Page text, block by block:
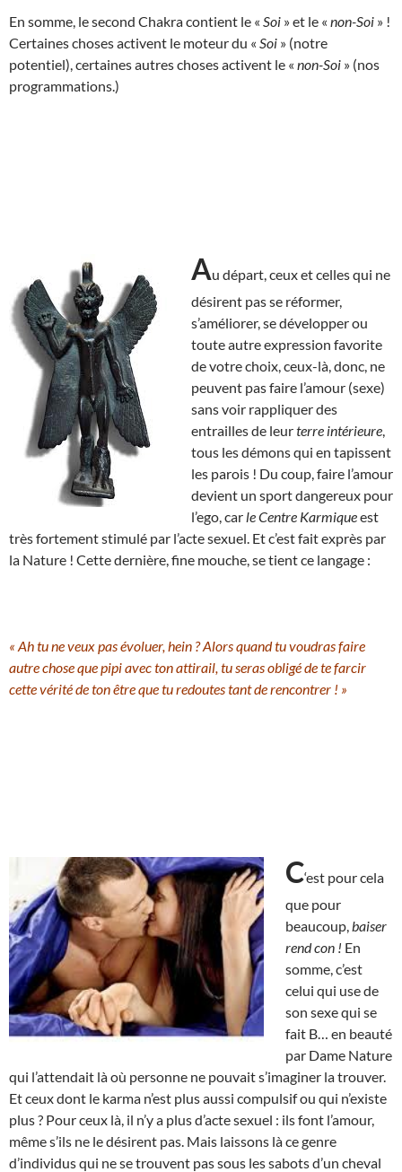
En somme, le second Chakra contient le « Soi » et le « non-Soi » !
Certaines choses activent le moteur du « Soi » (notre
potentiel), certaines autres choses activent le « non-Soi » (nos
programmations.)
Au départ, ceux et celles qui ne
désirent pas se réformer,
s’améliorer, se développer ou
toute autre expression favorite
de votre choix, ceux-là, donc, ne
peuvent pas faire l’amour (sexe)
sans voir rappliquer des
entrailles de leurterre intérieure
tous les démons qui en tapissent
les parois ! Du coup, faire l’amour
devient un sport dangereux pour
l’ego, car le Centre Karmiqueest
très fortement stimulé par l’acte sexuel. Et c’est fait exprès par
la Nature ! Cette dernière, fine mouche, se tient ce langage :
« Ah tu ne veux pas évoluer, hein ? Alors quand tu voudras faire
autre chose que pipi avec ton attirail, tu seras obligé de te farcir
cette vérité de ton être que tu redoutes tant de rencontrer ! »
C‘est pour cela
que pour
beaucoup, baiser
rend con ! En
somme, c’est
celui qui use de
son sexe qui se
fait B… en beauté
par Dame Nature
qui l’attendait là où personne ne pouvait s’imaginer la trouver.
Et ceux dont le karma n’est plus aussi compulsif ou qui n’existe
plus ? Pour ceux là, il n’y a plus d’acte sexuel : ils font l’amour,
même s’ils ne le désirent pas. Mais laissons là ce genre
d’individus qui ne se trouvent pas sous les sabots d’un cheval